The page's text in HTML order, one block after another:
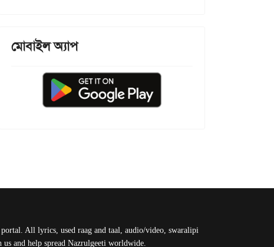
মোবাইল অ্যাপ
All lyrics, used raag and taal, audio/video, swaralipi
and help spread Nazrulgeeti worldwide.